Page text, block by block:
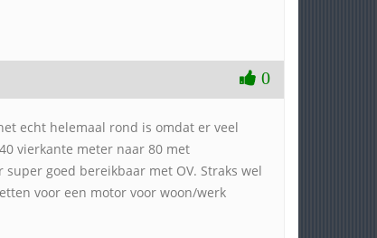
0
echt helemaal rond is omdat er veel
40 vierkante meter naar 80 met
goed bereikbaar met OV. Straks wel
voor een motor voor woon/werk